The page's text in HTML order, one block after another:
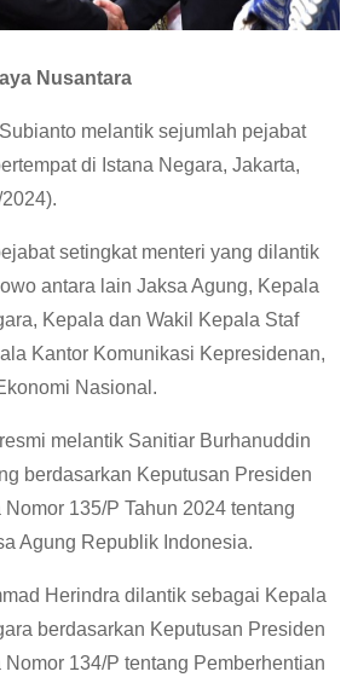
Nusantara
melantik sejumlah pejabat
di Istana Negara, Jakarta,
setingkat menteri yang dilantik
antara lain Jaksa Agung, Kepala
Kepala dan Wakil Kepala Staf
Kantor Komunikasi Kepresidenan,
Nasional.
melantik Sanitiar Burhanuddin
berdasarkan Keputusan Presiden
135/P Tahun 2024 tentang
Agung Republik Indonesia.
Herindra dilantik sebagai Kepala
berdasarkan Keputusan Presiden
134/P tentang Pemberhentian